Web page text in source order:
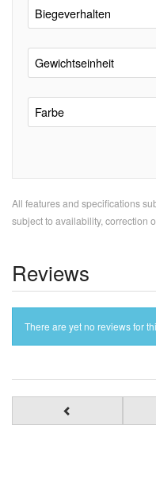
Biegeverhalten
Gewichtseinheit
Farbe
All features and specifications
subject to availability, correction
Reviews
There are yet no reviews for